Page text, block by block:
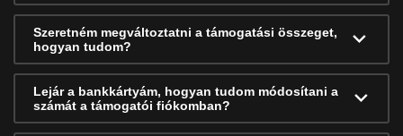
Szeretném megváltoztatni a támogatási összeget,
hogyan tudom?
Lejár a bankkártyám, hogyan tudom módosítani a
számát a támogatói fiókomban?